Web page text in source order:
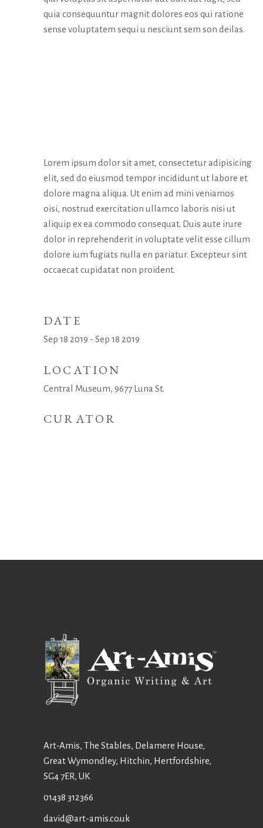
quia consequuntur magnit dolores eos qui ratione
sense voluptatem sequi u nesciunt sem son deilas.
Lorem ipsum dolor sit amet, consectetur adipisicing
elit, sed do eiusmod tempor incididunt ut labore et
dolore magna aliqua. Ut enim ad mini veniamos
oisi, nostrud exercitation ullamco laboris nisi ut
aliquip ex ea commodo consequat. Duis aute irure
dolor in reprehenderit in voluptate velit esse cillum
dolore ium fugiats nulla en pariatur. Excepteur sint
occaecat cupidatat non proident.
DATE
Sep 18 2019 - Sep 18 2019
LOCATION
Central Museum, 9677 Luna St.
CURATOR
Art-Amis, The Stables, Delamere House,
Great Wymondley, Hitchin, Hertfordshire,
SG4 7ER, UK
01438 312366
david@art-amis.co.uk